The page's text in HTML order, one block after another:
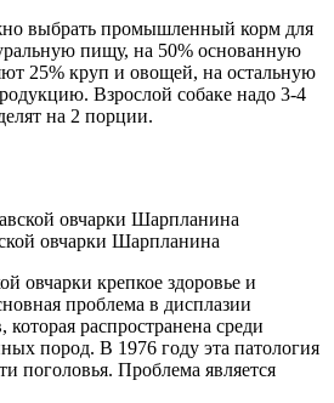
выбрать промышленный корм для
пищу, на 50% основанную
25% круп и овощей, на остальную
Взрослой собаке надо 3-4
на 2 порции.
овчарки Шарпланина
овчарки крепкое здоровье и
проблема в дисплазии
которая распространена среди
пород. В 1976 году эта патология
поголовья. Проблема является